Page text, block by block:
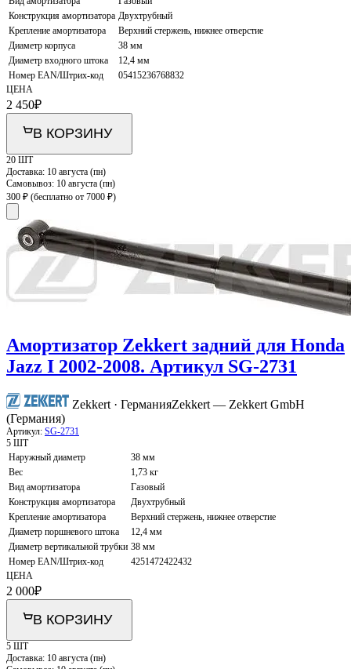
Конструкция амортизатора Двухтрубный
Крепление амортизатора
Верхний стержень, нижнее отверстие
Диаметр корпуса
38 мм
Диаметр входного штока
12,4 мм
Номер EAN/Штрих-код
05415236768832
ЦЕНА
2 450₽
В КОРЗИНУ
20 ШТ
Доставка: 10 августа (пн)
Самовывоз: 10 августа (пн)
300 ₽ (бесплатно от 7000 ₽)
Амортизатор Zekkert задний для Honda
Jazz I 2002-2008. Артикул SG-2731
Zekkert · ГерманияZekkert — Zekkert GmbH
(Германия)
Артикул: SG-2731
5 ШТ
Наружный диаметр
38 мм
Вес
1,73 кг
Вид амортизатора
Газовый
Конструкция амортизатора
Двухтрубный
Крепление амортизатора
Верхний стержень, нижнее отверстие
Диаметр поршневого штока
12,4 мм
Диаметр вертикальной трубки 38 мм
Номер EAN/Штрих-код
4251472422432
ЦЕНА
2 000₽
В КОРЗИНУ
5 ШТ
Доставка: 10 августа (пн)